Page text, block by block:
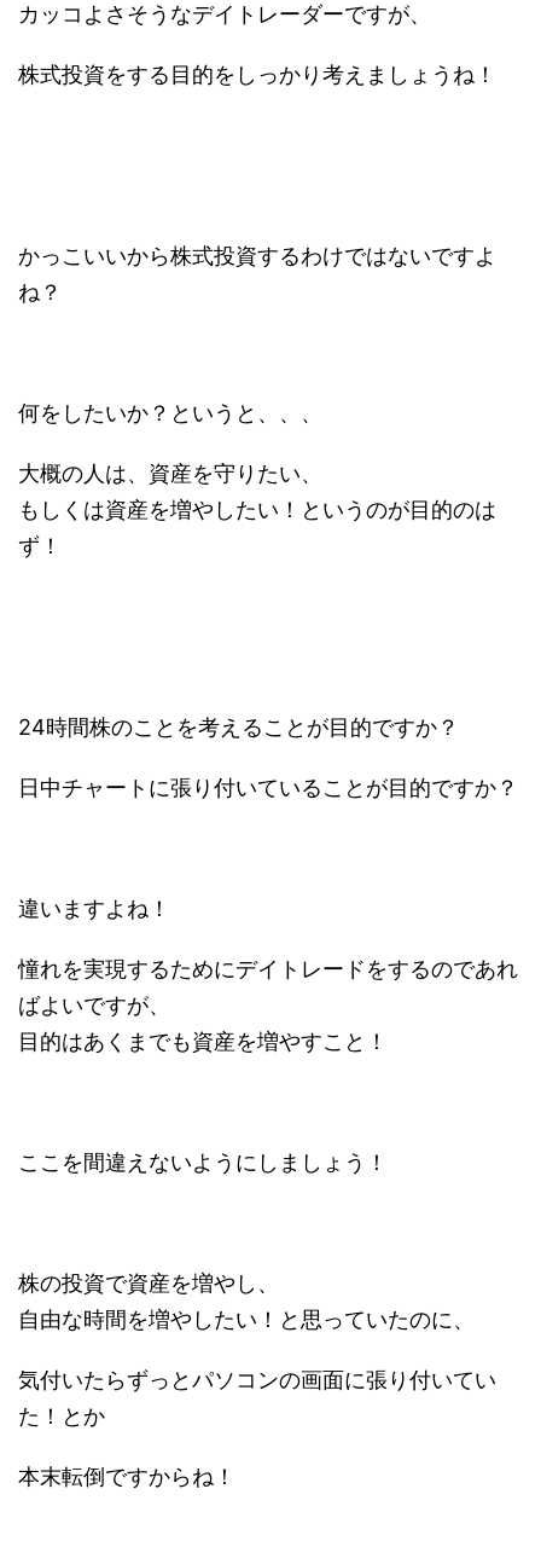
カッコよさそうなデイトレーダーですが、
株式投資をする目的をしっかり考えましょうね！
かっこいいから株式投資するわけではないですよ
ね？
何をしたいか？というと、、、
大概の人は、資産を守りたい、
もしくは資産を増やしたい！というのが目的のは
ず！
24時間株のことを考えることが目的ですか？
日中チャートに張り付いていることが目的ですか？
違いますよね！
憧れを実現するためにデイトレードをするのであれ
ばよいですが、
目的はあくまでも資産を増やすこと！
ここを間違えないようにしましょう！
株の投資で資産を増やし、
自由な時間を増やしたい！と思っていたのに、
気付いたらずっとパソコンの画面に張り付いてい
た！とか
本末転倒ですからね！